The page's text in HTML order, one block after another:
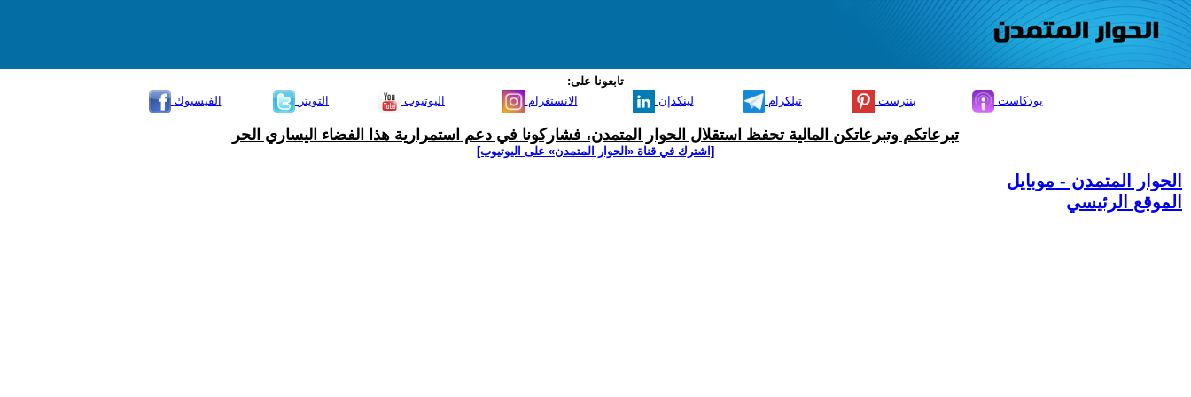
تابعونا على:
الفيسبوك
التويتر اليوتيوب الانستغرام لينكدإن تيلكرام بنترست بودكاست
تبرعاتكم وتبرعاتكن المالية تحفظ استقلال الحوار المتمدن، فشاركونا في دعم استمرارية هذا الفضاء اليساري الحر
[اشترك في قناة ‫«الحوار المتمدن» على اليوتيوب]
الحوار المتمدن - موبايل
الموقع الرئيسي